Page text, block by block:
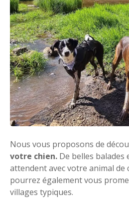
Nous vous proposons de
votre chien. De belles balades
attendent avec votre animal de
pourrez également vous
villages typiques.